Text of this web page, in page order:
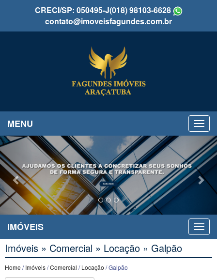
CRECI/SP: 050495-J(018) 98103-6628
contato@imoveisfagundes.com.br
MENU
Previous
IMÓVEIS
Imóveis » Comercial » Locação » Galpão
Home /Imóveis/Comercial /Locação / Galpão